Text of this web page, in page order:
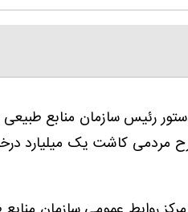
رئیس سازمان منابع
مردمی کاشت یک میلیارد